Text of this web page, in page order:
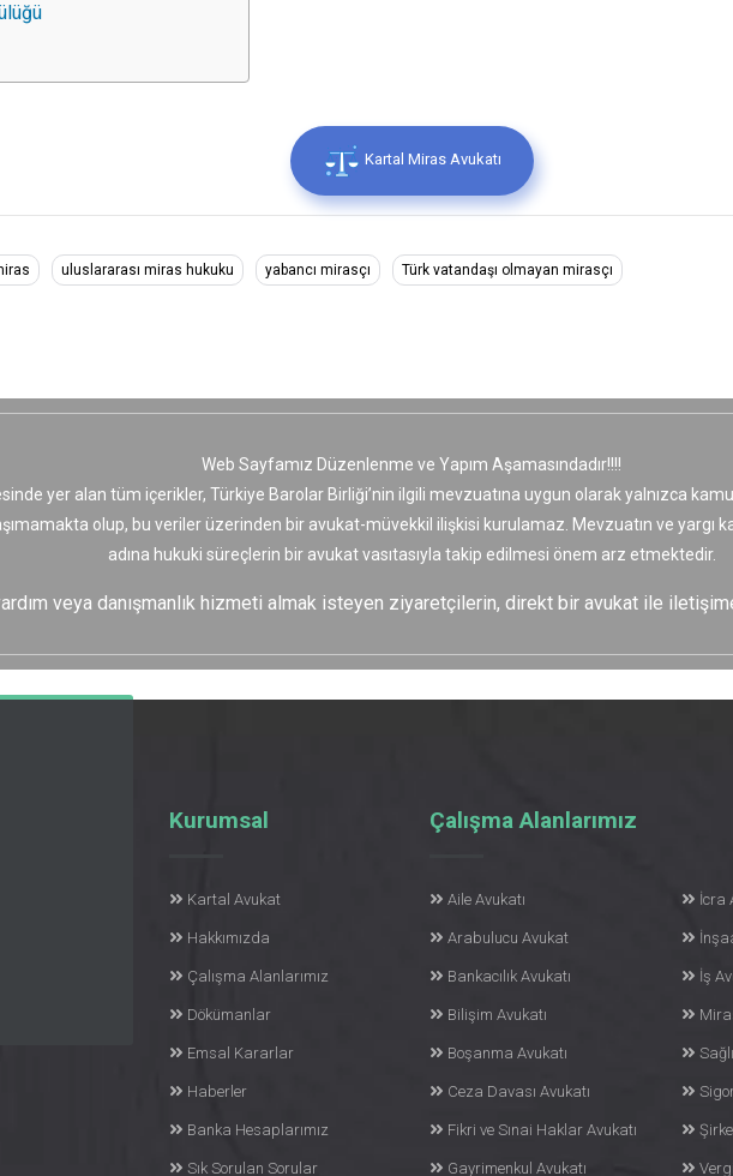
Kartal Miras Avukatı
uluslararası miras hukuku yabancı mirasçı Türk vatandaşı olmayan mirasçı
Web Sayfamız Düzenlenme ve Yapım Aşamasındadır!!!!
yer alan tüm içerikler, Türkiye Barolar Birliği’nin ilgili mevzuatına uygun olarak yalnızca
olup, bu veriler üzerinden bir avukat-müvekkil ilişkisi kurulamaz. Mevzuatın ve yargı
adına hukuki süreçlerin bir avukat vasıtasıyla takip edilmesi önem arz etmektedir.
veya danışmanlık hizmeti almak isteyen ziyaretçilerin, direkt bir avukat ile
Kurumsal
Kartal Avukat
Hakkımızda
Çalışma Alanlarımız
Dökümanlar
Emsal Kararlar
Haberler
Banka Hesaplarımız
Sık Sorulan Sorular
Çalışma Alanlarımız
Aile Avukatı
Arabulucu Avukat
Bankacılık Avukatı
Bilişim Avukatı
Boşanma Avukatı
Ceza Davası Avukatı
Fikri ve Sınai Haklar Avukatı
Gayrimenkul Avukatı
İcra
İş